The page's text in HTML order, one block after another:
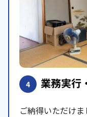
4 業務実行
ご納得いただけ